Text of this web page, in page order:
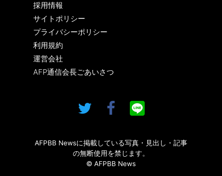
採用情報
サイトポリシー
プライバシーポリシー
利用規約
運営会社
AFP通信会長ごあいさつ
AFPBB Newsに掲載している写真・見出し・記事
の無断使用を禁じます。
© AFPBB News